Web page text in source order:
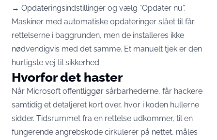
→ Opdateringsindstillinger og vælg “Opdater nu”.
Maskiner med automatiske opdateringer slået til får
rettelserne i baggrunden, men de installeres ikke
nødvendigvis med det samme. Et manuelt tjek er den
hurtigste vej til sikkerhed.
Hvorfor det haster
Når Microsoft offentliggør sårbarhederne, får hackere
samtidig et detaljeret kort over, hvor i koden hullerne
sidder. Tidsrummet fra en rettelse udkommer, til en
fungerende angrebskode cirkulerer på nettet, måles